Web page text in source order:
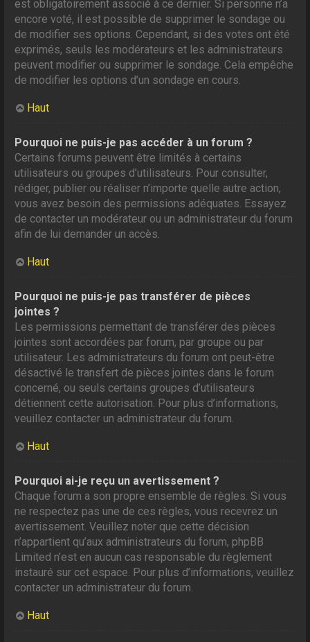
est obligatoirement associé à ce dernier. Si personne n’a
encore voté, il est possible de supprimer le sondage ou
de modifier ses options. Cependant, si des votes ont été
exprimés, seuls les modérateurs et les administrateurs
peuvent modifier ou supprimer le sondage. Cela empêche
de modifier les options d’un sondage en cours.
Haut
Pourquoi ne puis-je pas accéder à un forum ?
Certains forums peuvent être limités à certains
utilisateurs ou groupes d’utilisateurs. Pour consulter,
rédiger, publier ou réaliser n’importe quelle autre action,
vous avez besoin des permissions adéquates. Essayez
de contacter un modérateur ou un administrateur du forum
afin de lui demander un accès.
Haut
Pourquoi ne puis-je pas transférer de pièces
jointes ?
Les permissions permettant de transférer des pièces
jointes sont accordées par forum, par groupe ou par
utilisateur. Les administrateurs du forum ont peut-être
désactivé le transfert de pièces jointes dans le forum
concerné, ou seuls certains groupes d’utilisateurs
détiennent cette autorisation. Pour plus d’informations,
veuillez contacter un administrateur du forum.
Haut
Pourquoi ai-je reçu un avertissement ?
Chaque forum a son propre ensemble de règles. Si vous
ne respectez pas une de ces règles, vous recevrez un
avertissement. Veuillez noter que cette décision
n’appartient qu’aux administrateurs du forum, phpBB
Limited n’est en aucun cas responsable du règlement
instauré sur cet espace. Pour plus d’informations, veuillez
contacter un administrateur du forum.
Haut